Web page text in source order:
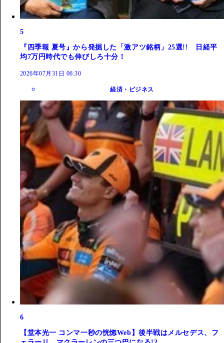
5
『四季報 夏号』から発掘した「激アツ銘柄」25選!! 日経平
均7万円時代でも伸びしろ十分！
2026年07月31日 06:30
経済・ビジネス
6
【堂本光一 コンマ一秒の恍惚Web】後半戦はメルセデス、フ